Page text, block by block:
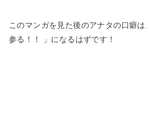
このマンガを見た後のアナタの口癖
参る！！ 」になるはずです！